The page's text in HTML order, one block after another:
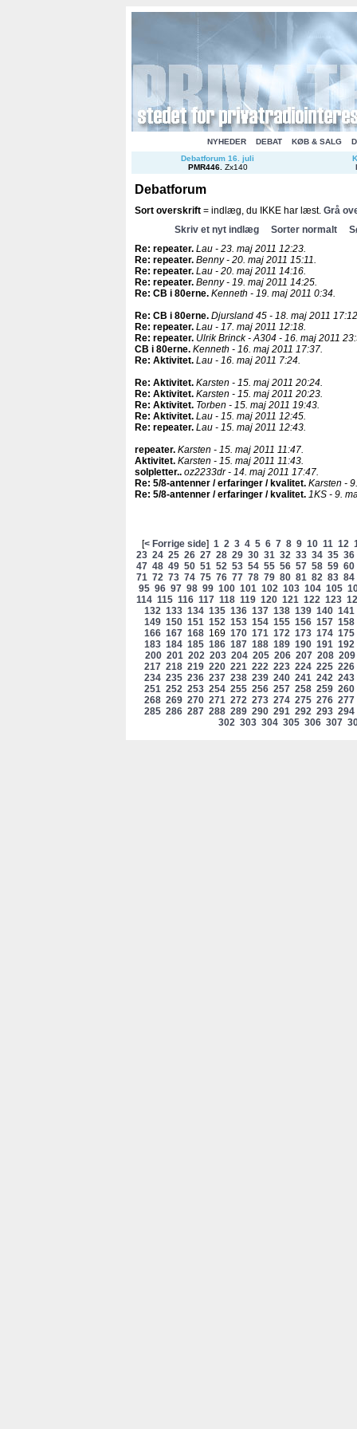
NYHEDER DEBAT KØB & SALG
Debatforum 16. juli
PMR446. Zx140
Debatforum
Sort overskrift = indlæg, du IKKE har læst. Grå
Skriv et nyt indlæg
Sorter normalt
Re: repeater. Lau - 23. maj 2011 12:23.
Re: repeater. Benny - 20. maj 2011 15:11.
Re: repeater. Lau - 20. maj 2011 14:16.
Re: repeater. Benny - 19. maj 2011 14:25.
Re: CB i 80erne. Kenneth - 19. maj 2011 0:34.
Re: CB i 80erne. Djursland 45 - 18. maj 2011
Re: repeater. Lau - 17. maj 2011 12:18.
Re: repeater. Ulrik Brinck - A304 - 16. maj 2011
CB i 80erne. Kenneth - 16. maj 2011 17:37.
Re: Aktivitet. Lau - 16. maj 2011 7:24.
Re: Aktivitet. Karsten - 15. maj 2011 20:24.
Re: Aktivitet. Karsten - 15. maj 2011 20:23.
Re: Aktivitet. Torben - 15. maj 2011 19:43.
Re: Aktivitet. Lau - 15. maj 2011 12:45.
Re: repeater. Lau - 15. maj 2011 12:43.
repeater. Karsten - 15. maj 2011 11:47.
Aktivitet. Karsten - 15. maj 2011 11:43.
solpletter.. oz2233dr - 14. maj 2011 17:47.
Re: 5/8-antenner / erfaringer / kvalitet. Karsten -
Re: 5/8-antenner / erfaringer / kvalitet. 1KS - 9.
[< Forrige side] 1 2 3 4 5 6 7 8 9 10 11 12
23 24 25 26 27 28 29 30 31 32 33 34 35 36
47 48 49 50 51 52 53 54 55 56 57 58 59 60
71 72 73 74 75 76 77 78 79 80 81 82 83 84
95 96 97 98 99 100 101 102 103 104 105
114 115 116 117 118 119 120 121 122 123
132 133 134 135 136 137 138 139 140 141
149 150 151 152 153 154 155 156 157 158
166 167 168 169 170 171 172 173 174 175
183 184 185 186 187 188 189 190 191 192
200 201 202 203 204 205 206 207 208 209
217 218 219 220 221 222 223 224 225 226
234 235 236 237 238 239 240 241 242 243
251 252 253 254 255 256 257 258 259 260
268 269 270 271 272 273 274 275 276 277
285 286 287 288 289 290 291 292 293 294
302 303 304 305 306 307